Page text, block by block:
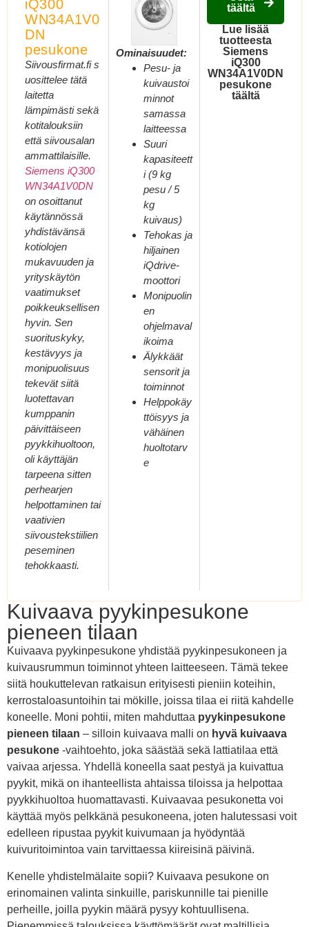
iQ300
WN34A1V0
DN
pesukone
Siivousfirmat.fi s
uosittelee tätä
laitetta
lämpimästi sekä
kotitalouksiin
että siivousalan
ammattilaisille.
Siemens iQ300
WN34A1V0DN
on osoittanut
käytännössä
yhdistävänsä
kotiolojen
mukavuuden ja
yrityskäytön
vaatimukset
poikkeuksellisen
hyvin. Sen
suorituskyky,
kestävyys ja
monipuolisuus
tekevät siitä
luotettavan
kumppanin
päivittäiseen
pyykkihuoltoon,
oli käyttäjän
tarpeena sitten
perhearjen
helpottaminen tai
vaativien
siivoustekstiilien
peseminen
tehokkaasti.
Ominaisuudet:
Pesu- ja
kuivaustoi
minnot
samassa
laitteessa
Suuri
kapasiteett
i (9 kg
pesu / 5
kg
kuivaus)
Tehokas ja
hiljainen
iQdrive-
moottori
Monipuolin
en
ohjelmaval
ikoima
Älykkäät
sensorit ja
toiminnot
Helppokäy
ttöisyys ja
vähäinen
huoltotarv
e
täältä
Lue lisää
tuotteesta
Siemens
iQ300
WN34A1V0DN
pesukone
täältä
Kuivaava pyykinpesukone
pieneen tilaan
Kuivaava pyykinpesukone yhdistää pyykinpesukoneen ja
kuivausrummun toiminnot yhteen laitteeseen. Tämä tekee
siitä houkuttelevan ratkaisun erityisesti pieniin koteihin,
kerrostaloasuntoihin tai mökille, joissa tilaa ei riitä kahdelle
koneelle. Moni pohtii, miten mahduttaa pyykinpesukone
pieneen tilaan – silloin kuivaava malli on hyvä kuivaava
pesukone -vaihtoehto, joka säästää sekä lattiatilaa että
vaivaa arjessa. Yhdellä koneella saat pestyä ja kuivattua
pyykit, mikä on ihanteellista ahtaissa tiloissa ja helpottaa
pyykkihuoltoa huomattavasti. Kuivaavaa pesukonetta voi
käyttää myös pelkkänä pesukoneena, joten halutessasi voit
edelleen ripustaa pyykit kuivumaan ja hyödyntää
kuivuritoimintoa vain tarvittaessa kiireisinä päivinä.
Kenelle yhdistelmälaite sopii? Kuivaava pesukone on
erinomainen valinta sinkuille, pariskunnille tai pienille
perheille, joilla pyykin määrä pysyy kohtuullisena.